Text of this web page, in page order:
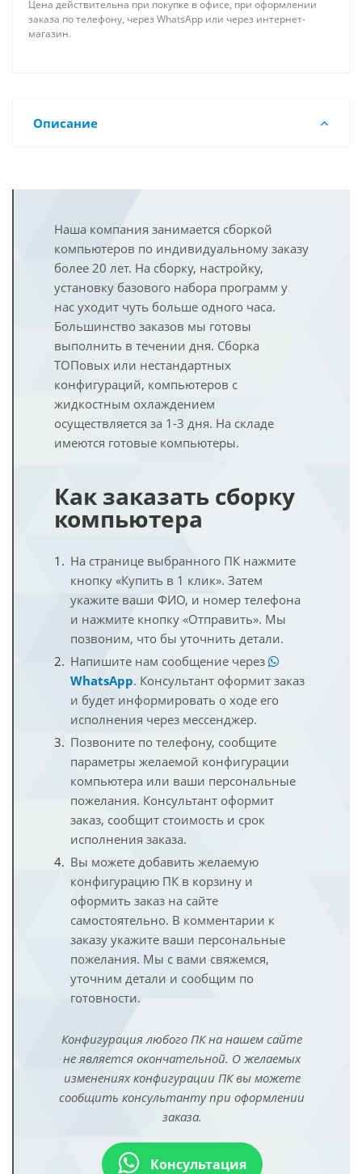
Цена действительна при покупке в офисе, при оформлении
заказа по телефону, через WhatsApp или через интернет-
магазин.
Описание
Наша компания занимается сборкой
компьютеров по индивидуальному заказу
более 20 лет. На сборку, настройку,
установку базового набора программ у
нас уходит чуть больше одного часа.
Большинство заказов мы готовы
выполнить в течении дня. Сборка
ТОПовых или нестандартных
конфигураций, компьютеров с
жидкостным охлаждением
осуществляется за 1-3 дня. На складе
имеются готовые компьютеры.
Как заказать сборку
компьютера
На странице выбранного ПК нажмите
кнопку «Купить в 1 клик». Затем
укажите ваши ФИО, и номер телефона
и нажмите кнопку «Отправить». Мы
позвоним, что бы уточнить детали.
Напишите нам сообщение через
WhatsApp. Консультант оформит заказ
и будет информировать о ходе его
исполнения через мессенджер.
Позвоните по телефону, сообщите
параметры желаемой конфигурации
компьютера или ваши персональные
пожелания. Консультант оформит
заказ, сообщит стоимость и срок
исполнения заказа.
Вы можете добавить желаемую
конфигурацию ПК в корзину и
оформить заказ на сайте
самостоятельно. В комментарии к
заказу укажите ваши персональные
пожелания. Мы с вами свяжемся,
уточним детали и сообщим по
готовности.
Конфигурация любого ПК на нашем сайте
не является окончательной. О желаемых
изменениях конфигурации ПК вы можете
сообщить консультанту при оформлении
заказа.
Консультация